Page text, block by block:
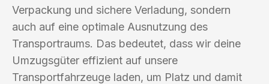
Verpackung und sichere Verladung, sondern
auch auf eine optimale Ausnutzung des
Transportraums. Das bedeutet, dass wir deine
Umzugsgüter effizient auf unsere
Transportfahrzeuge laden, um Platz und damit